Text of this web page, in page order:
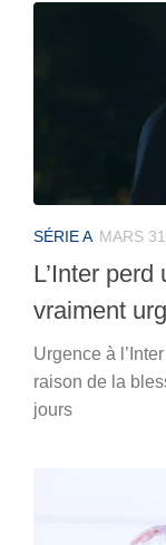
SÉRIE A MARS
L’Inter
vraiment
Urgence à
raison de la
jours